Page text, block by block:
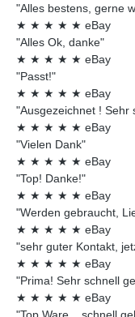
"Alles bestens, gerne
★ ★ ★ ★ ★ eBay
"Alles Ok, danke"
★ ★ ★ ★ ★ eBay
"Passt!"
★ ★ ★ ★ ★ eBay
"Ausgezeichnet ! Sehr
★ ★ ★ ★ ★ eBay
"Vielen Dank"
★ ★ ★ ★ ★ eBay
"Top! Danke!"
★ ★ ★ ★ ★ eBay
"Werden gebraucht,
★ ★ ★ ★ ★ eBay
"sehr guter Kontakt,
★ ★ ★ ★ ★ eBay
"Prima! Sehr schnell
★ ★ ★ ★ ★ eBay